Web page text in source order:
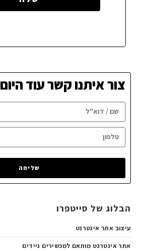
צור איתנו קשר עוד היום
שליחה
הבלוג של סייטפרו
עיצוב אתר אינטרנט
אתר אינטרנט מותאם למכשירים ניידים